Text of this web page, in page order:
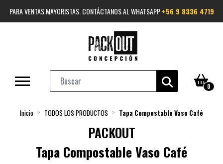
PARA VENTAS MAYORISTAS. CONTÁCTANOS AL WHATSAPP+56 9 8336 4719
0
Inicio TODOS LOS PRODUCTOS Tapa Compostable Vaso Café
PACKOUT
Tapa Compostable Vaso Café